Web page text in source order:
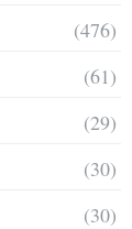
(476)
(61)
(29)
(30)
(30)